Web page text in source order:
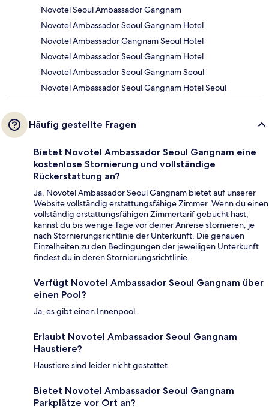
Novotel Seoul Ambassador Gangnam
Novotel Ambassador Seoul Gangnam Hotel
Novotel Ambassador Gangnam Seoul Hotel
Novotel Ambassador Seoul Gangnam Hotel
Novotel Ambassador Seoul Gangnam Seoul
Novotel Ambassador Seoul Gangnam Hotel Seoul
Häufig gestellte Fragen
Bietet Novotel Ambassador Seoul Gangnam eine
kostenlose Stornierung und vollständige
Rückerstattung an?
Ja, Novotel Ambassador Seoul Gangnam bietet auf unserer
Website vollständig erstattungsfähige Zimmer. Wenn du einen
vollständig erstattungsfähigen Zimmertarif gebucht hast,
kannst du bis wenige Tage vor deiner Anreise stornieren, je
nach Stornierungsrichtlinie der Unterkunft. Die genauen
Einzelheiten zu den Bedingungen der jeweiligen Unterkunft
findest du in deren Stornierungsrichtlinie.
Verfügt Novotel Ambassador Seoul Gangnam über
einen Pool?
Ja, es gibt einen Innenpool.
Erlaubt Novotel Ambassador Seoul Gangnam
Haustiere?
Haustiere sind leider nicht gestattet.
Bietet Novotel Ambassador Seoul Gangnam
Parkplätze vor Ort an?